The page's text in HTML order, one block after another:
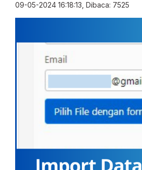
09-05-2024 16:18:13, Dibaca: 7525